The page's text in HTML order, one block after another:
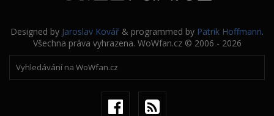
Designed by Jaroslav Kovář & programmed by Patrik Hoffmann.
Všechna práva vyhrazena. WoWfan.cz © 2006 - 2026